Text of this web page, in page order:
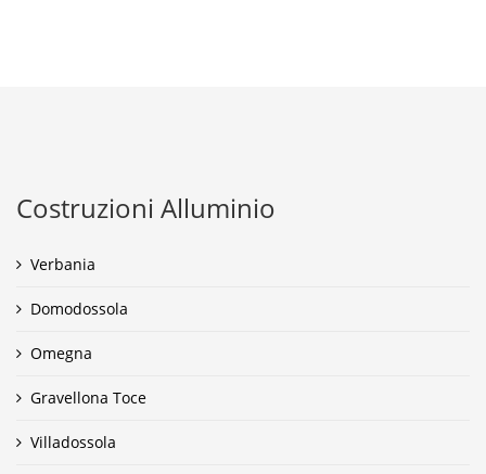
Costruzioni Alluminio
Verbania
Domodossola
Omegna
Gravellona Toce
Villadossola